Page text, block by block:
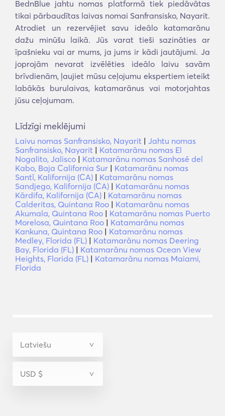
BednBlue jahtu nomas platformā tiek piedāvātas
tikai pārbaudītas laivas nomai Sanfransisko, Nayarit.
Atrodiet un rezervējiet savu ideālo katamarānu
dažu minūšu laikā. Jūs varat tieši sazināties ar
īpašnieku vai ar mums, ja jums ir kādi jautājumi. Ja
joprojām nevarat izvēlēties ideālo laivu savām
brīvdienām, ļaujiet mūsu ceļojumu ekspertiem ieteikt
labākās burulaivas, katamarānus vai motorjahtas
jūsu ceļojumam.
Līdzīgi meklējumi
Laivu nomas Sanfransisko, Nayarit | Jahtu nomas
Sanfransisko, Nayarit | Katamarānu nomas El
Nogalito, Jalisco | Katamarānu nomas Sanhosē del
Kabo, Baja California Sur | Katamarānu nomas
Santī, Kalifornija (CA) | Katamarānu nomas
Sandjego, Kalifornija (CA) | Katamarānu nomas
Kārdifa, Kalifornija (CA) | Katamarānu nomas
Calderitas, Quintana Roo | Katamarānu nomas
Akumala, Quintana Roo | Katamarānu nomas Puerto
Morelosa, Quintana Roo | Katamarānu nomas
Kankuna, Quintana Roo | Katamarānu nomas
Medley, Florida (FL) | Katamarānu nomas Deering
Bay, Florida (FL) | Katamarānu nomas Ocean View
Heights, Florida (FL) | Katamarānu nomas Maiami,
Florida